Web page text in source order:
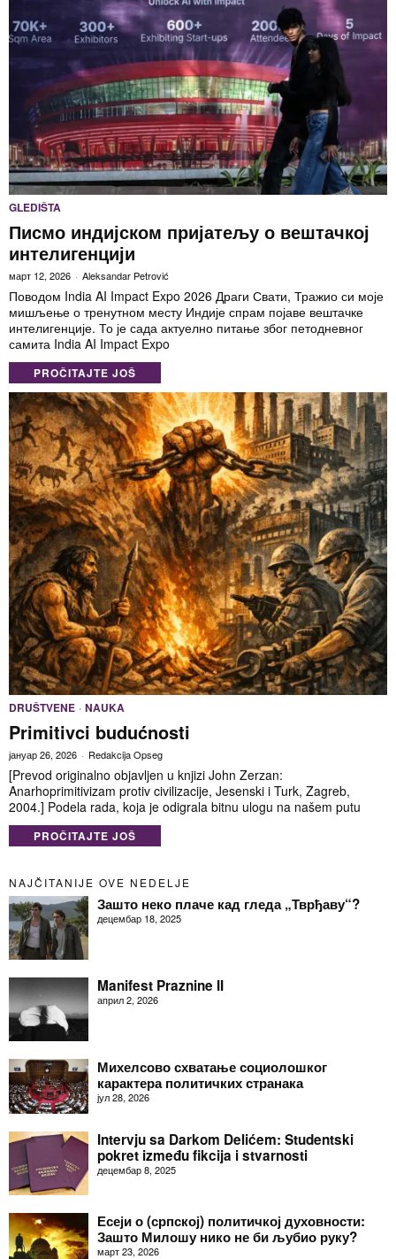
GLEDIŠTA
Писмо индијском пријатељу о вештачкој
интелигенцији
март 12, 2026 Aleksandar Petrović
Поводом India AI Impact Expo 2026 Драги Свати, Тражио си моје
мишљење о тренутном месту Индије спрам појаве вештачке
интелигенције. То је сада актуелно питање због петодневног
самита India AI Impact Expo
PROČITAJTE JOŠ
DRUŠTVENE · NAUKA
Primitivci budućnosti
јануар 26, 2026 Redakcija Opseg
[Prevod originalno objavljen u knjizi John Zerzan:
Anarhoprimitivizam protiv civilizacije, Jesenski i Turk, Zagreb,
2004.] Podela rada, koja je odigrala bitnu ulogu na našem putu
PROČITAJTE JOŠ
NAJČITANIJE OVE NEDELJE
Зашто неко плаче кад гледа „Тврђаву“?
децембар 18, 2025
Manifest Praznine II
април 2, 2026
Михелсово схватање социолошког
карактера политичких странака
јул 28, 2026
Intervju sa Darkom Delićem: Studentski
pokret između fikcija i stvarnosti
децембар 8, 2025
Есеји о (српској) политичкој духовности:
Зашто Милошу нико не би љубио руку?
март 23, 2026